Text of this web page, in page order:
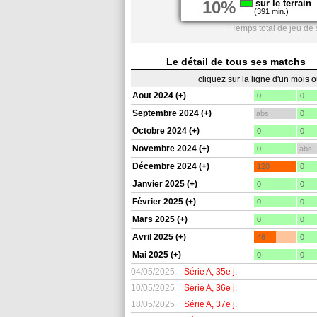
10% sur le terrain
(391 min.)
Temps total de jeu de
Le détail de tous ses matchs
cliquez sur la ligne d'un mois
Aout 2024 (+)
0 0
Septembre 2024 (+) abs. 0
Octobre 2024 (+) 0 0
Novembre 2024 (+) 0 abs.
Décembre 2024 (+) 120 0
Janvier 2025 (+) 0 0
Février 2025 (+) 0 0
Mars 2025 (+) 0 0
Avril 2025 (+) 46 0
Mai 2025 (+) 0 0
04/05/2025 Série A, 35e j.
10/05/2025
Série A, 36e j.
18/05/2025
Série A, 37e j.